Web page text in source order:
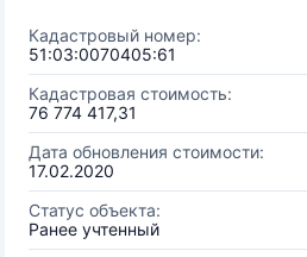
Кадастровый номер:
51:03:0070405:61
Кадастровая стоимость:
76 774 417,31
Дата обновления стоимости:
17.02.2020
Статус объекта:
Ранее учтенный